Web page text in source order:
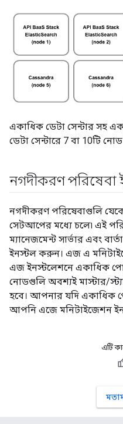
একাধিক ডেটা সেন্টার সহ
ডেটা সেন্টারে 7 বা 10টি
নগদীকরণ পরিষেবা
নগদীকরণ পরিষেবাগুলি
সেটআপের মধ্যে চলে৷ এই
ম্যানেজমেন্ট সার্ভার এবং
ইনস্টল করুন। এজ এ
এজ ইনস্টলেশনে একাধিক
নোডগুলি অবশ্যই মাস্টার/
হবে। আপনার যদি একাধিক
আপনি এজে মনিটাইজেশন
এটি